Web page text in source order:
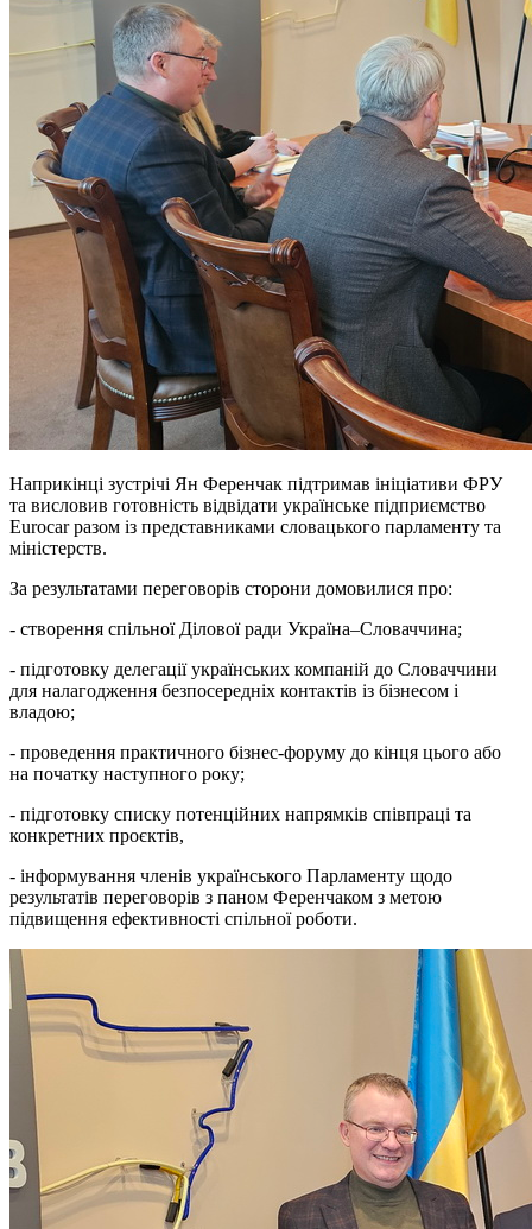
Наприкінці зустрічі Ян Ференчак підтримав ініціативи ФРУ
та висловив готовність відвідати українське підприємство
Eurocar разом із представниками словацького парламенту та
міністерств.
За результатами переговорів сторони домовилися про:
- створення спільної Ділової ради Україна–Словаччина;
- підготовку делегації українських компаній до Словаччини
для налагодження безпосередніх контактів із бізнесом і
владою;
- проведення практичного бізнес-форуму до кінця цього або
на початку наступного року;
- підготовку списку потенційних напрямків співпраці та
конкретних проєктів,
- інформування членів українського Парламенту щодо
результатів переговорів з паном Ференчаком з метою
підвищення ефективності спільної роботи.